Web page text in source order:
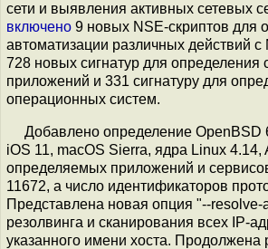
сети и выявления активных сетевых
включено 9 новых NSE-скриптов для
автоматизации различных действий
728 новых сигнатур для определения
приложений и 331 сигнатуру для
операционных систем.
Добавлено определение OpenBSD
iOS 11, macOS Sierra, ядра Linux 4.14,
определяемых приложений и
11672, а число идентификаторов
Представлена новая опция "--resolve-
резолвинга и сканирования всех IP-
указанного имени хоста. Продолжена